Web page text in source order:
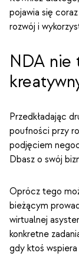
pojawia się
rozwój i
NDA nie
Przedkładając
poufności przy
podjęciem
Dbasz o swój
Oprócz tego
bieżącym
wirtualnej
konkretne
gdy ktoś